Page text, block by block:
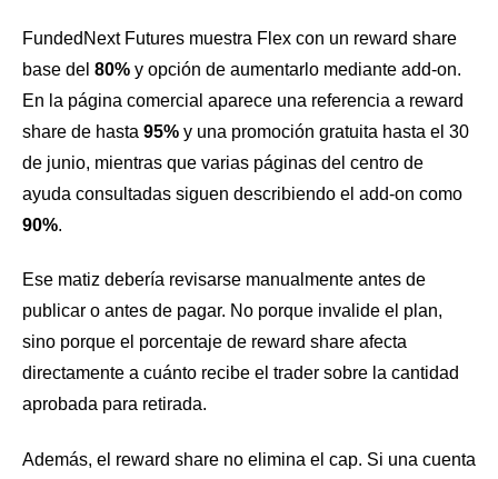
FundedNext Futures muestra Flex con un reward share
base del 80% y opción de aumentarlo mediante add-on.
En la página comercial aparece una referencia a reward
share de hasta 95% y una promoción gratuita hasta el 30
de junio, mientras que varias páginas del centro de
ayuda consultadas siguen describiendo el add-on como
90%.
Ese matiz debería revisarse manualmente antes de
publicar o antes de pagar. No porque invalide el plan,
sino porque el porcentaje de reward share afecta
directamente a cuánto recibe el trader sobre la cantidad
aprobada para retirada.
Además, el reward share no elimina el cap. Si una cuenta